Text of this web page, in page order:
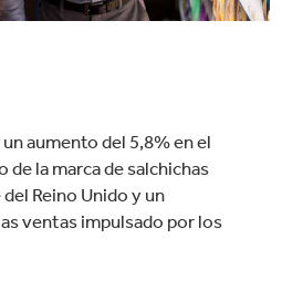
aumento del 5,8% en el
la marca de salchichas
Reino Unido y un
ventas impulsado por los